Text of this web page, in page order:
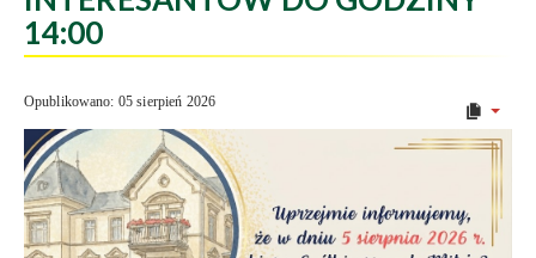
14:00
Opublikowano: 05 sierpień 2026